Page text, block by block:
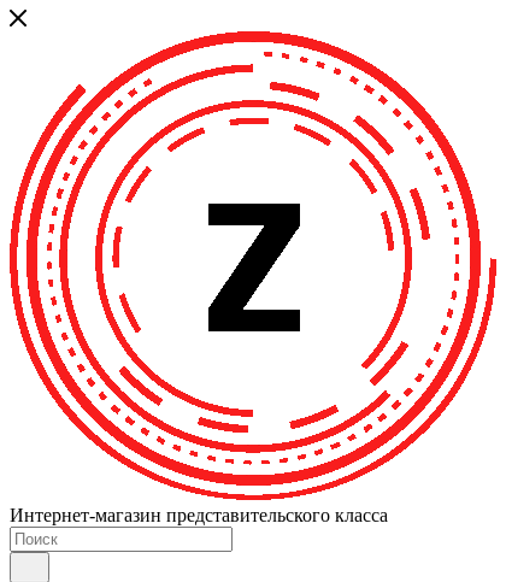
Интернет-магазин представительского класса